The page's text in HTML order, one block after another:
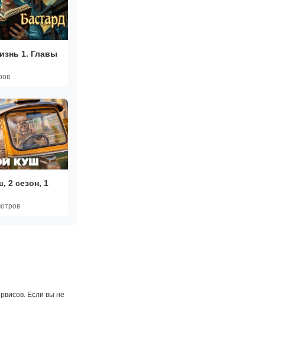
1. Главы
2 сезон, 1
Если вы не